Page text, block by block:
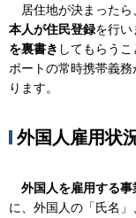
居住地が決まったら
本人が住民登録を行い
を裏書き してもらう
ポートの常時携帯義
ります。
外国人雇用状
外国人を雇用する事
に、外国人の「氏名」